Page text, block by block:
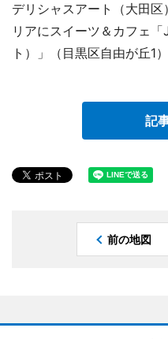
デリシャスアート（大田
リアにスイーツ＆カフェ
ト）」（目黒区自由が丘1
記
前の地図